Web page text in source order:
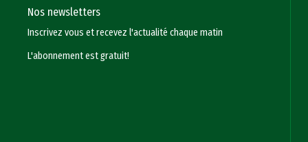
Nos newsletters
Inscrivez vous et recevez l'actualité chaque matin
L'abonnement est gratuit!